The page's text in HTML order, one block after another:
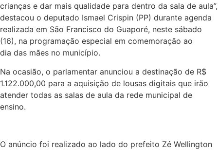
crianças e dar mais qualidade para dentro da sala de aula”,
destacou o deputado Ismael Crispin (PP) durante agenda
realizada em São Francisco do Guaporé, neste sábado
(16), na programação especial em comemoração ao
dia das mães no município.
Na ocasião, o parlamentar anunciou a destinação de R$
1.122.000,00 para a aquisição de lousas digitais que irão
atender todas as salas de aula da rede municipal de
ensino.
O anúncio foi realizado ao lado do prefeito Zé Wellington